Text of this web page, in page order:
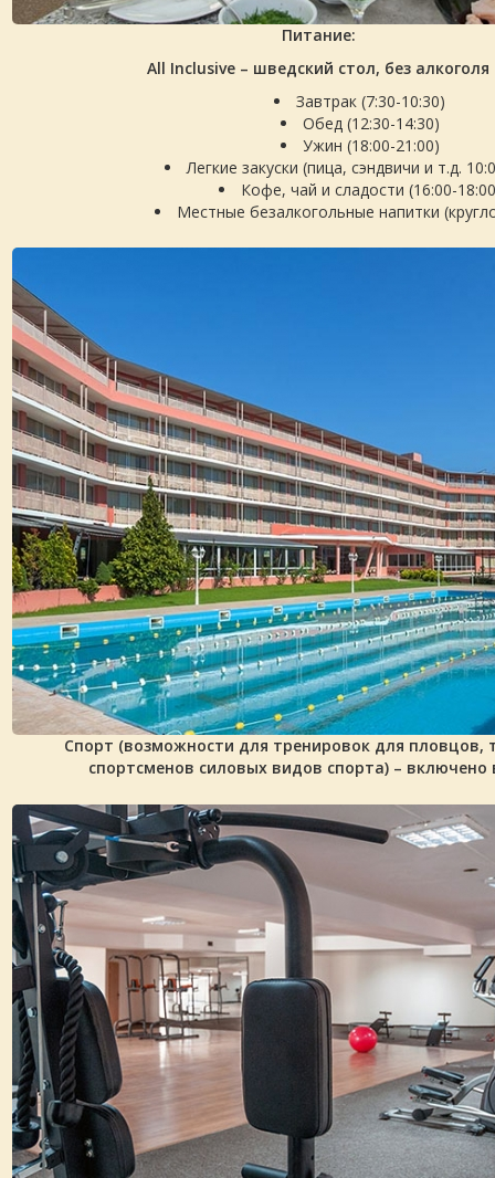
Питание:
All Inclusive – шведский стол, без алкоголя
Завтрак (7:30-10:30)
Обед (12:30-14:30)
Ужин (18:00-21:00)
Легкие закуски (пица, сэндвичи и т.д.
Кофе, чай и сладости (16:00-
Местные безалкогольные напитки
Спорт (возможности для тренировок для пловцов,
спортсменов силовых видов спорта) – включено